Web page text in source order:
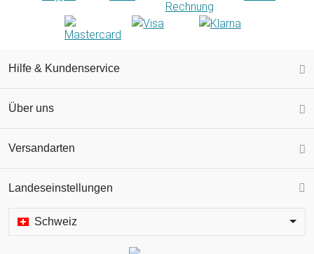
Hilfe & Kundenservice
Über uns
Versandarten
Landeseinstellungen
Schweiz